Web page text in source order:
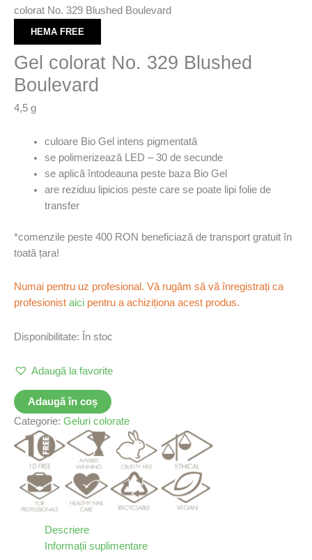
colorat No. 329 Blushed Boulevard
HEMA FREE
Gel colorat No. 329 Blushed
Boulevard
4,5 g
culoare Bio Gel intens pigmentată
se polimerizează LED – 30 de secunde
se aplică întodeauna peste baza Bio Gel
are reziduu lipicios peste care se poate lipi folie de
transfer
*comenzile peste 400 RON beneficiază de transport gratuit în
toată țara!
Numai pentru uz profesional. Vă rugăm să vă înregistrați ca
profesionist aici pentru a achiziționa acest produs.
Disponibilitate: În stoc
Adaugă la favorite
Adaugă în coș
Categorie: Geluri colorate
Descriere
Informații suplimentare